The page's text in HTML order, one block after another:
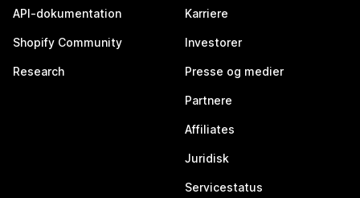
API-dokumentation
Shopify Community
Research
Karriere
Investorer
Presse og medier
Partnere
Affiliates
Juridisk
Servicestatus